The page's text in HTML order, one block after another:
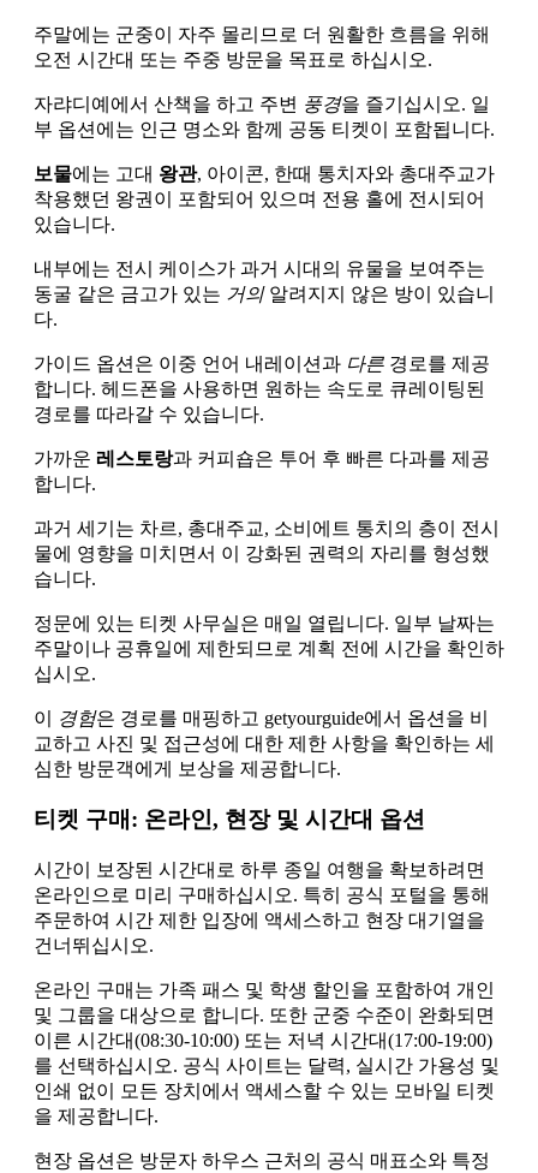
주말에는 군중이 자주 몰리므로 더 원활한 흐름을 위해
오전 시간대 또는 주중 방문을 목표로 하십시오.
자랴디예에서 산책을 하고 주변 풍경을 즐기십시오. 일
부 옵션에는 인근 명소와 함께 공동 티켓이 포함됩니다.
보물에는 고대 왕관, 아이콘, 한때 통치자와 총대주교가
착용했던 왕권이 포함되어 있으며 전용 홀에 전시되어
있습니다.
내부에는 전시 케이스가 과거 시대의 유물을 보여주는
동굴 같은 금고가 있는 거의알려지지 않은 방이 있습니
다.
가이드 옵션은 이중 언어 내레이션과 다른 경로를 제공
합니다. 헤드폰을 사용하면 원하는 속도로 큐레이팅된
경로를 따라갈 수 있습니다.
가까운 레스토랑과 커피숍은 투어 후 빠른 다과를 제공
합니다.
과거 세기는 차르, 총대주교, 소비에트 통치의 층이 전시
물에 영향을 미치면서 이 강화된 권력의 자리를 형성했
습니다.
정문에 있는 티켓 사무실은 매일 열립니다. 일부 날짜는
주말이나 공휴일에 제한되므로 계획 전에 시간을 확인하
십시오.
이 경험은 경로를 매핑하고 getyourguide에서 옵션을 비
교하고 사진 및 접근성에 대한 제한 사항을 확인하는 세
심한 방문객에게 보상을 제공합니다.
티켓 구매: 온라인, 현장 및 시간대 옵션
시간이 보장된 시간대로 하루 종일 여행을 확보하려면
온라인으로 미리 구매하십시오. 특히 공식 포털을 통해
주문하여 시간 제한 입장에 액세스하고 현장 대기열을
건너뛰십시오.
온라인 구매는 가족 패스 및 학생 할인을 포함하여 개인
및 그룹을 대상으로 합니다. 또한 군중 수준이 완화되면
이른 시간대(08:30-10:00) 또는 저녁 시간대(17:00-19:00)
를 선택하십시오. 공식 사이트는 달력, 실시간 가용성 및
인쇄 없이 모든 장치에서 액세스할 수 있는 모바일 티켓
을 제공합니다.
현장 옵션은 방문자 하우스 근처의 공식 매표소와 특정